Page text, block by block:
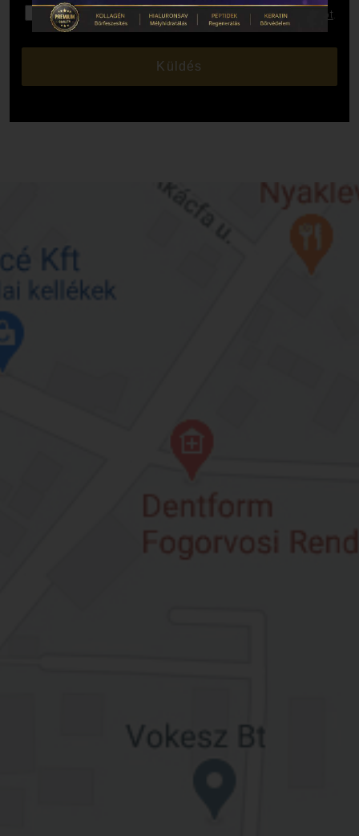
Elolvastam és elfogadom az Adatkezelési Tájékoztatót